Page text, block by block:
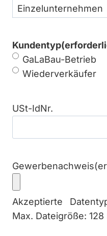
Kundentyp
GaLaBau-Betrieb
Wiederverkäufer
USt-IdNr.
Gewerbenachweis
Akzeptierte
Max. Dateigröße: 128